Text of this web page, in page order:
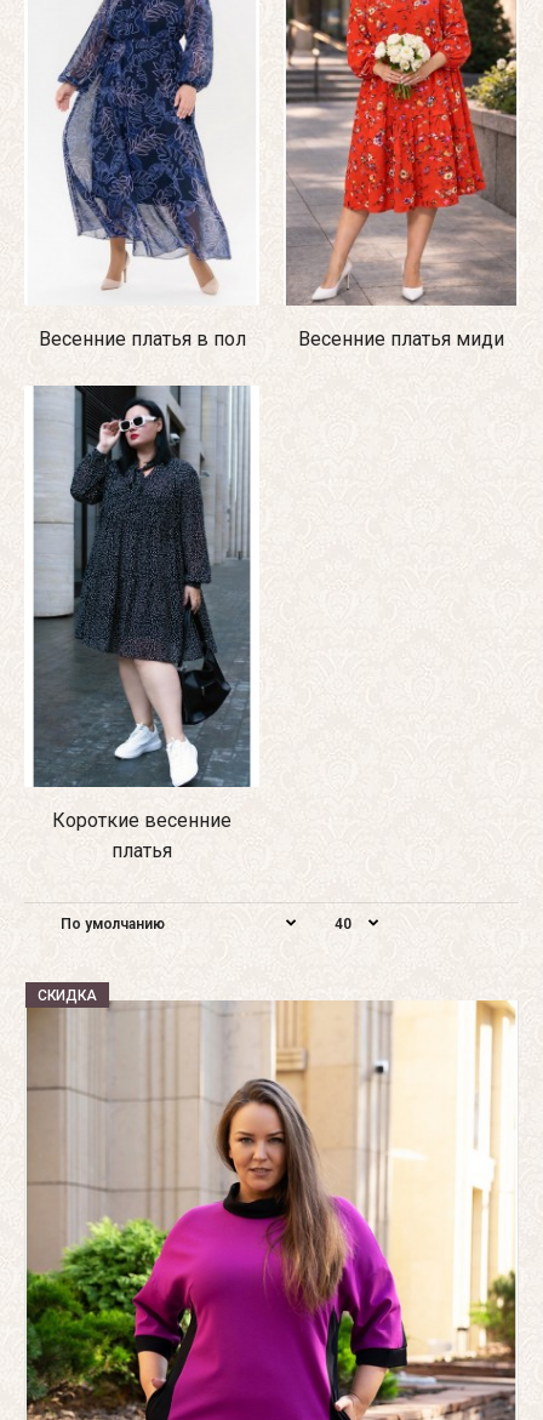
Весенние платья в пол Весенние платья миди
Короткие весенние
платья
СКИДКА